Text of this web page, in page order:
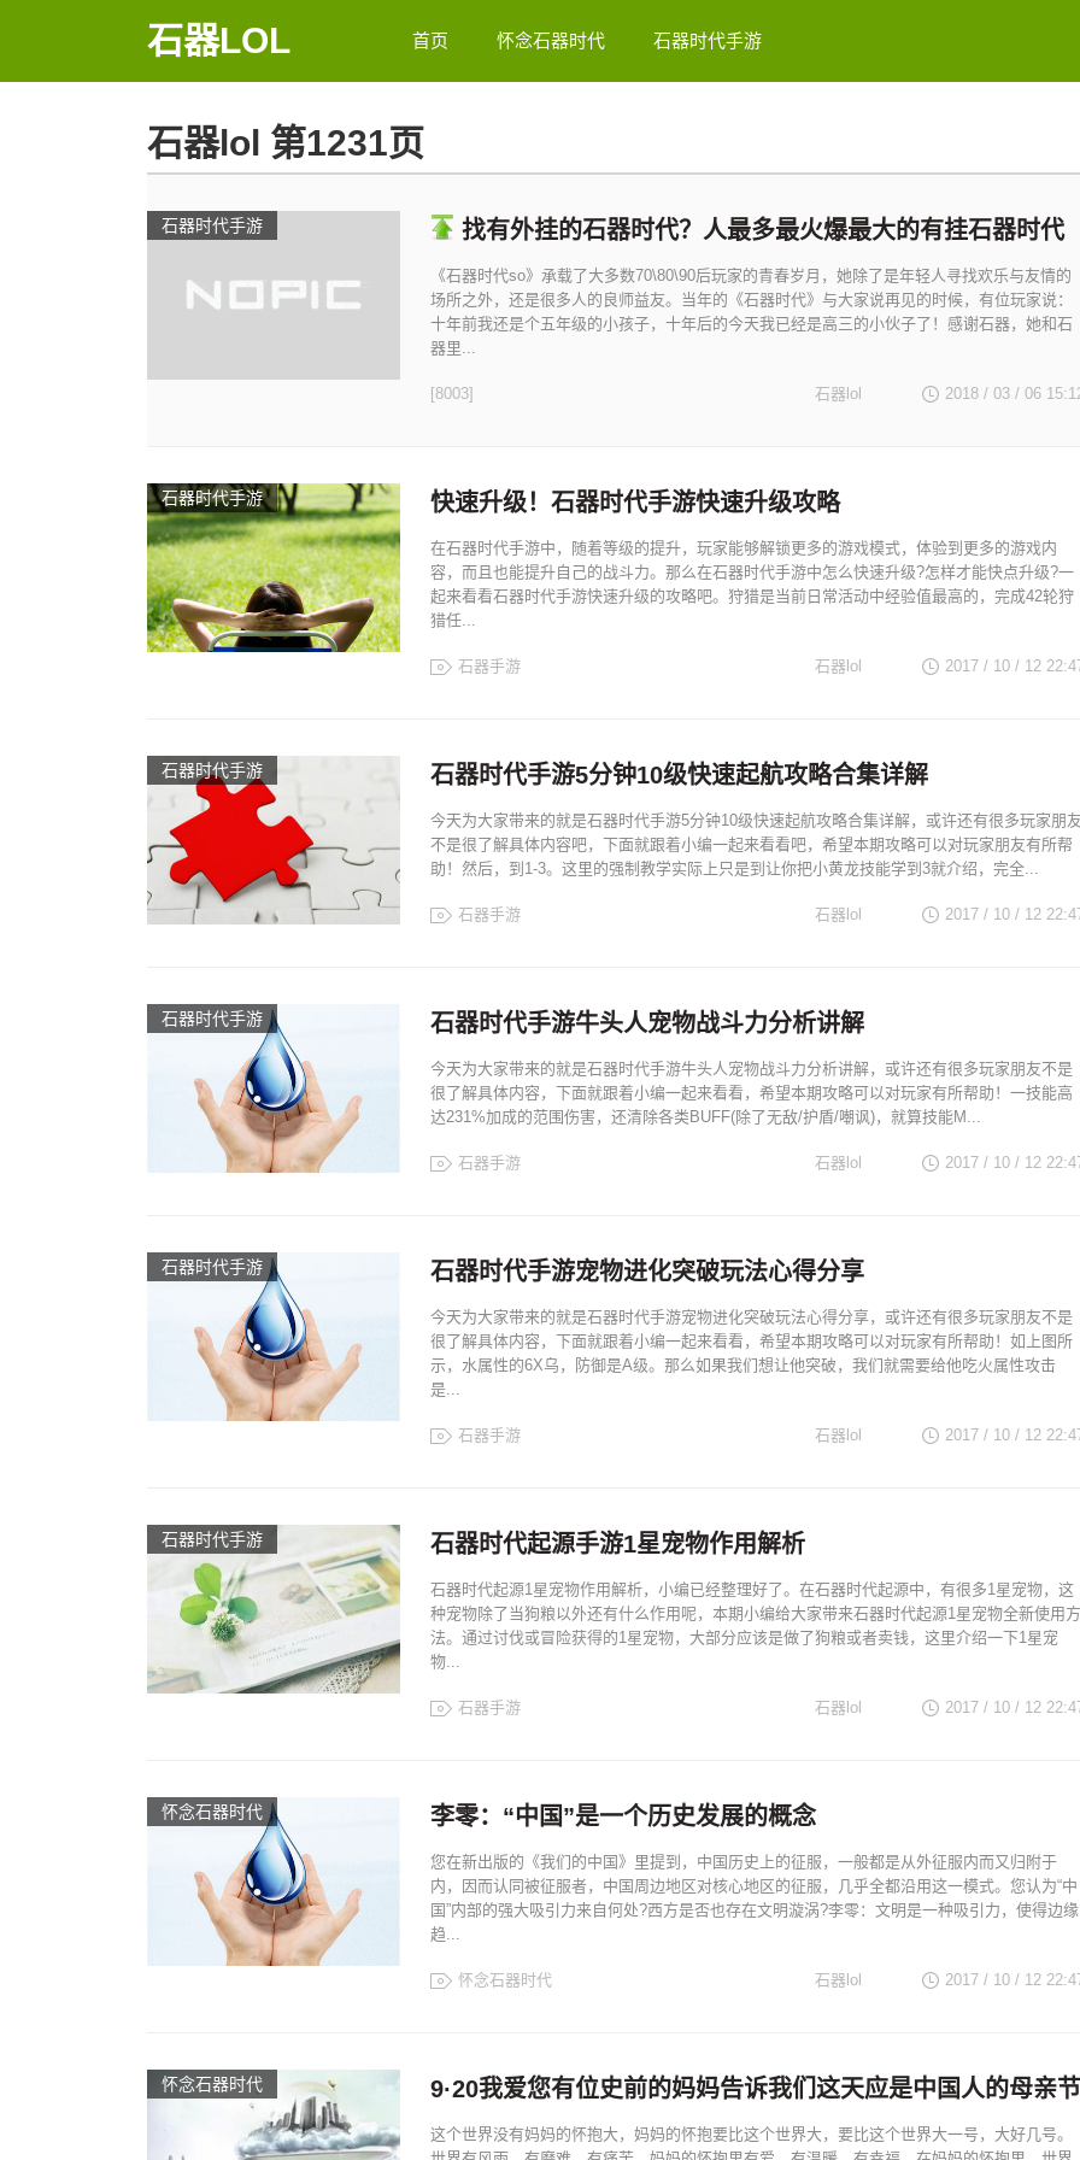
石器LOL 首页 怀念石器时代 石器时代手游
石器lol 第1231页
石器时代手游 找有外挂的石器时代？人最多最火爆最大的有挂石器时代
《石器时代so》承载了大多数70\80\90后玩家的青春岁月，她除了是年轻人寻找欢乐与友情的
场所之外，还是很多人的良师益友。当年的《石器时代》与大家说再见的时候，有位玩家说：
十年前我还是个五年级的小孩子，十年后的今天我已经是高三的小伙子了！感谢石器，她和石
器里...
[8003] 2018 / 03 / 06
石器lol
石器时代手游 快速升级！石器时代手游快速升级攻略
在石器时代手游中，随着等级的提升，玩家能够解锁更多的游戏模式，体验到更多的游戏内
容，而且也能提升自己的战斗力。那么在石器时代手游中怎么快速升级?怎样才能快点升级?一
起来看看石器时代手游快速升级的攻略吧。狩猎是当前日常活动中经验值最高的，完成42轮狩
猎任...
石器手游 2017 / 10 / 12
石器lol
石器时代手游 石器时代手游5分钟10级快速起航攻略合集详解
今天为大家带来的就是石器时代手游5分钟10级快速起航攻略合集详解，或许还有很多玩家朋友
不是很了解具体内容吧，下面就跟着小编一起来看看吧，希望本期攻略可以对玩家朋友有所帮
助！然后，到1-3。这里的强制教学实际上只是到让你把小黄龙技能学到3就介绍，完全...
石器手游 2017 / 10 / 12
石器lol
石器时代手游 石器时代手游牛头人宠物战斗力分析讲解
今天为大家带来的就是石器时代手游牛头人宠物战斗力分析讲解，或许还有很多玩家朋友不是
很了解具体内容，下面就跟着小编一起来看看，希望本期攻略可以对玩家有所帮助！一技能高
达231%加成的范围伤害，还清除各类BUFF(除了无敌/护盾/嘲讽)，就算技能M...
石器手游 2017 / 10 / 12
石器lol
石器时代手游 石器时代手游宠物进化突破玩法心得分享
今天为大家带来的就是石器时代手游宠物进化突破玩法心得分享，或许还有很多玩家朋友不是
很了解具体内容，下面就跟着小编一起来看看，希望本期攻略可以对玩家有所帮助！如上图所
示，水属性的6X乌，防御是A级。那么如果我们想让他突破，我们就需要给他吃火属性攻击
是...
石器手游 2017 / 10 / 12
石器lol
石器时代手游 石器时代起源手游1星宠物作用解析
石器时代起源1星宠物作用解析，小编已经整理好了。在石器时代起源中，有很多1星宠物，这
种宠物除了当狗粮以外还有什么作用呢，本期小编给大家带来石器时代起源1星宠物全新使用方
法。通过讨伐或冒险获得的1星宠物，大部分应该是做了狗粮或者卖钱，这里介绍一下1星宠
物...
石器手游 2017 / 10 / 12
石器lol
怀念石器时代 李零：“中国”是一个历史发展的概念
您在新出版的《我们的中国》里提到，中国历史上的征服，一般都是从外征服内而又归附于
内，因而认同被征服者，中国周边地区对核心地区的征服，几乎全都沿用这一模式。您认为“中
国”内部的强大吸引力来自何处?西方是否也存在文明漩涡?李零：文明是一种吸引力，使得边缘
趋...
怀念石器时代 2017 / 10 / 12
石器lol
怀念石器时代 9·20我爱您有位史前的妈妈告诉我们这天应是中国人的母亲节
这个世界没有妈妈的怀抱大，妈妈的怀抱要比这个世界大，要比这个世界大一号，大好几号。